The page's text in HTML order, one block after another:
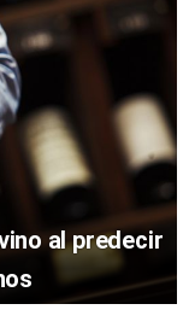
al predecir